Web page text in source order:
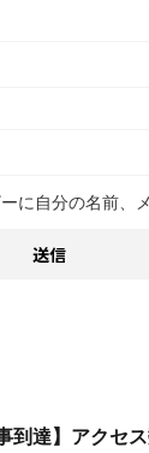
に自分の名前、
到達】アクセ